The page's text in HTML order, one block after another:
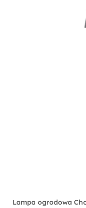
Lampa ogrodowa